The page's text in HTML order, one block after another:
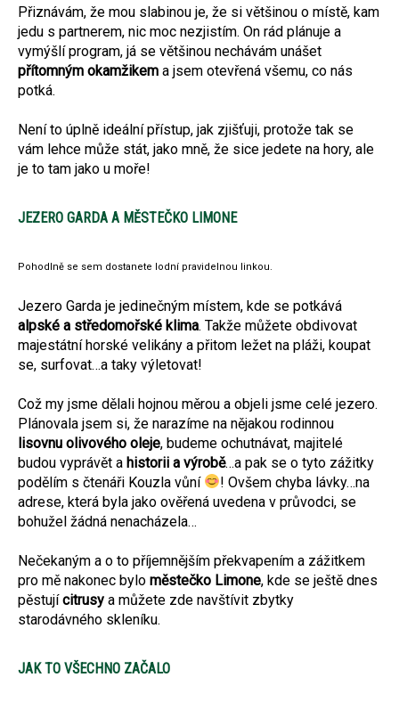
Přiznávám, že mou slabinou je, že si většinou o místě, kam
jedu s partnerem, nic moc nezjistím. On rád plánuje a
vymýšlí program, já se většinou nechávám unášet
přítomným okamžikem a jsem otevřená všemu, co nás
potká.
Není to úplně ideální přístup, jak zjišťuji, protože tak se
vám lehce může stát, jako mně, že sice jedete na hory, ale
je to tam jako u moře!
JEZERO GARDA A MĚSTEČKO LIMONE
Pohodlně se sem dostanete lodní pravidelnou linkou.
Jezero Garda je jedinečným místem, kde se potkává
alpské a středomořské klima. Takže můžete obdivovat
majestátní horské velikány a přitom ležet na pláži, koupat
se, surfovat…a taky výletovat!
Což my jsme dělali hojnou měrou a objeli jsme celé jezero.
Plánovala jsem si, že narazíme na nějakou rodinnou
lisovnu olivového oleje, budeme ochutnávat, majitelé
budou vyprávět a historii a výrobě…a pak se o tyto zážitky
podělím s čtenáři Kouzla vůní
! Ovšem chyba lávky…na
adrese, která byla jako ověřená uvedena v průvodci, se
bohužel žádná nenacházela…
Nečekaným a o to příjemnějším překvapením a zážitkem
pro mě nakonec bylo městečko Limone, kde se ještě dnes
pěstujícitrusy a můžete zde navštívit zbytky
starodávného skleníku.
JAK TO VŠECHNO ZAČALO